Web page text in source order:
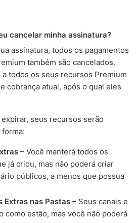
cancelar minha assinatura?
assinatura, todos os pagamentos
também são cancelados.
a todos os seus recursos Premium
cobrança atual, após o qual eles
seus recursos serão
– Você manterá todos os
já criou, mas não poderá criar
públicos, a menos que possua
Extras nas Pastas – Seus canais e
como estão, mas você não poderá